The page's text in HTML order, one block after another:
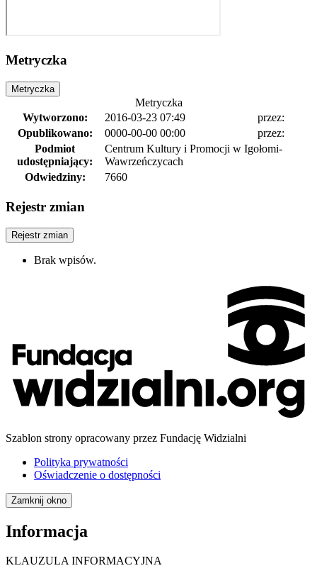
Metryczka
Metryczka
Metryczka
Wytworzono:
2016-03-23 07:49
przez:
Opublikowano:
0000-00-00 00:00
przez:
Podmiot
udostępniający:
Centrum Kultury i Promocji w Igołomi-
Wawrzeńczycach
Odwiedziny:
7660
Rejestr zmian
Rejestr zmian
Brak wpisów.
Szablon strony opracowany przez Fundację Widzialni
Polityka prywatności
Oświadczenie o dostępności
Zamknij okno
Informacja
KLAUZULA INFORMACYJNA